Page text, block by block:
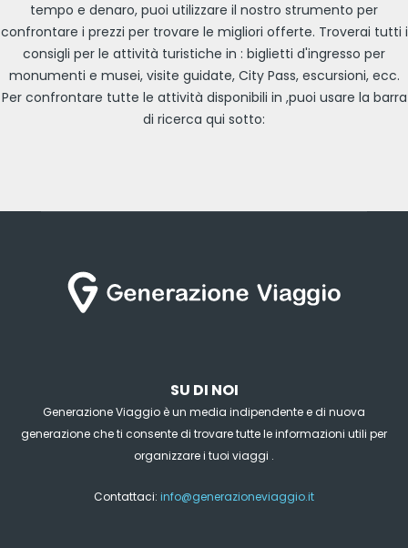
tempo e denaro, puoi utilizzare il nostro strumento per
confrontare i prezzi per trovare le migliori offerte. Troverai tutti i
consigli per le attività turistiche in : biglietti d'ingresso per
monumenti e musei, visite guidate, City Pass, escursioni, ecc.
Per confrontare tutte le attività disponibili in ,puoi usare la barra
di ricerca qui sotto:
SU DI NOI
Generazione Viaggio è un media indipendente e di nuova
generazione che ti consente di trovare tutte le informazioni utili per
organizzare i tuoi viaggi .
Contattaci: info@generazioneviaggio.it